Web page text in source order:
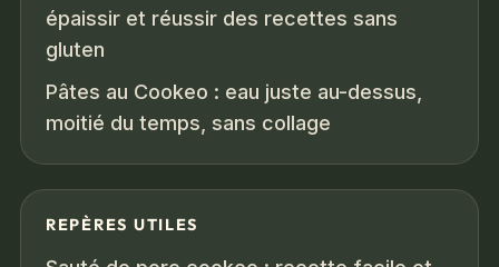
épaissir et réussir des recettes sans
gluten
Pâtes au Cookeo : eau juste au-dessus,
moitié du temps, sans collage
REPÈRES UTILES